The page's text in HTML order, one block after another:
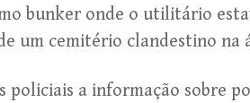
bunker onde o utilitário
um cemitério clandestino na
policiais a informação sobre